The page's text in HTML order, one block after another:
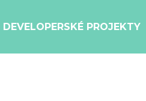
DEVELOPERSKÉ PROJEKTY